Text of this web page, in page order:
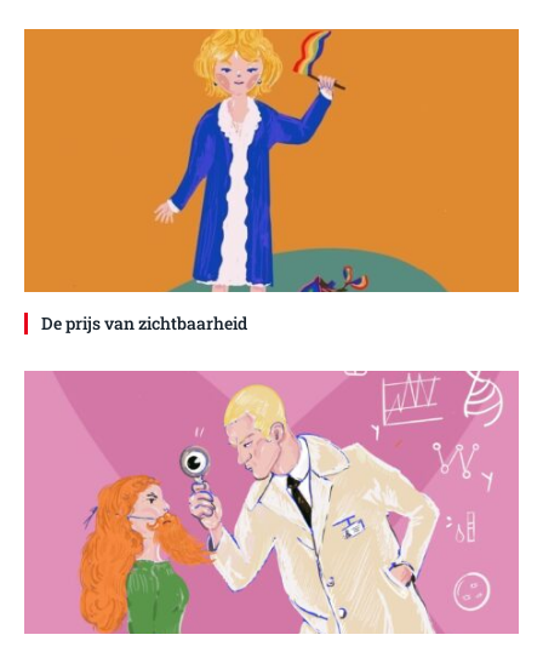
De prijs van zichtbaarheid